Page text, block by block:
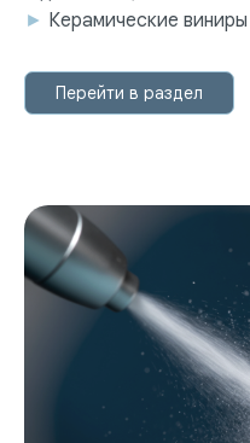
► Керамические
Перейти в раздел